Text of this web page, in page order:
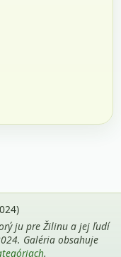
ju pre Žilinu a jej ľudí
Galéria obsahuje
.